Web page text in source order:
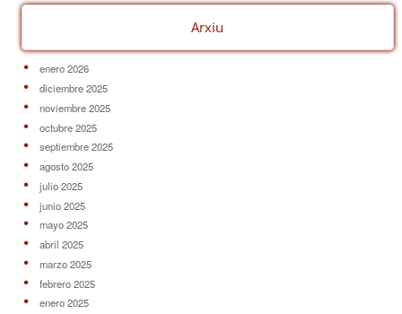
Arxiu
enero 2026
diciembre 2025
noviembre 2025
octubre 2025
septiembre 2025
agosto 2025
julio 2025
junio 2025
mayo 2025
abril 2025
marzo 2025
febrero 2025
enero 2025